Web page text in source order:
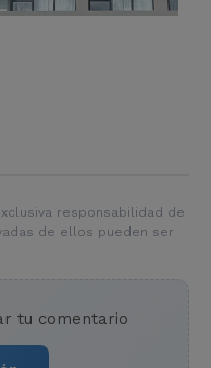
responsabilidad de
de ellos pueden ser
tu comentario